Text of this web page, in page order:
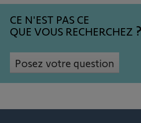
CE N'EST PAS CE
QUE VOUS RECHERCHEZ
Posez votre question